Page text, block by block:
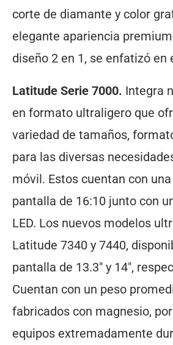
corte de diamante y color
elegante apariencia
diseño 2 en 1, se enfatizó en
Latitude Serie 7000. Integra
en formato ultraligero que
variedad de tamaños,
para las diversas
móvil. Estos cuentan con
pantalla de 16:10 junto con
LED. Los nuevos modelos
Latitude 7340 y 7440,
pantalla de 13.3″ y 14″,
Cuentan con un peso
fabricados con magnesio,
equipos extremadamente